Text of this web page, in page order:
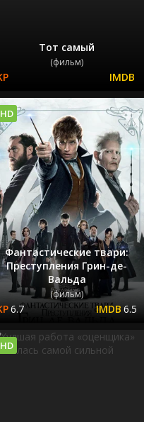
Тот самый
(фильм)
Фантастические твари:
Преступления Грин-де-
Вальда
(фильм)
6.7 6.5
HD
HD